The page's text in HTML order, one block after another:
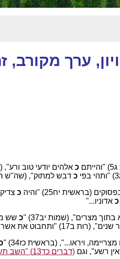
ערך מקורב,
כ אלהים יודעי טוב ורע", (ויקרא כו37)
כ דבש למתוק", (שה"ש ה12)
כ צדיק
כ אדוניו..."
מצרים", (שמות יב37) " כ
(רות ב17) "ותחבוט את אשר ליקטה ויהי
ויראו...", (בראשית כז34) "
רשע", וגם (דברים כד13) "השב תשיב לו את העבוט כבוא השמש"